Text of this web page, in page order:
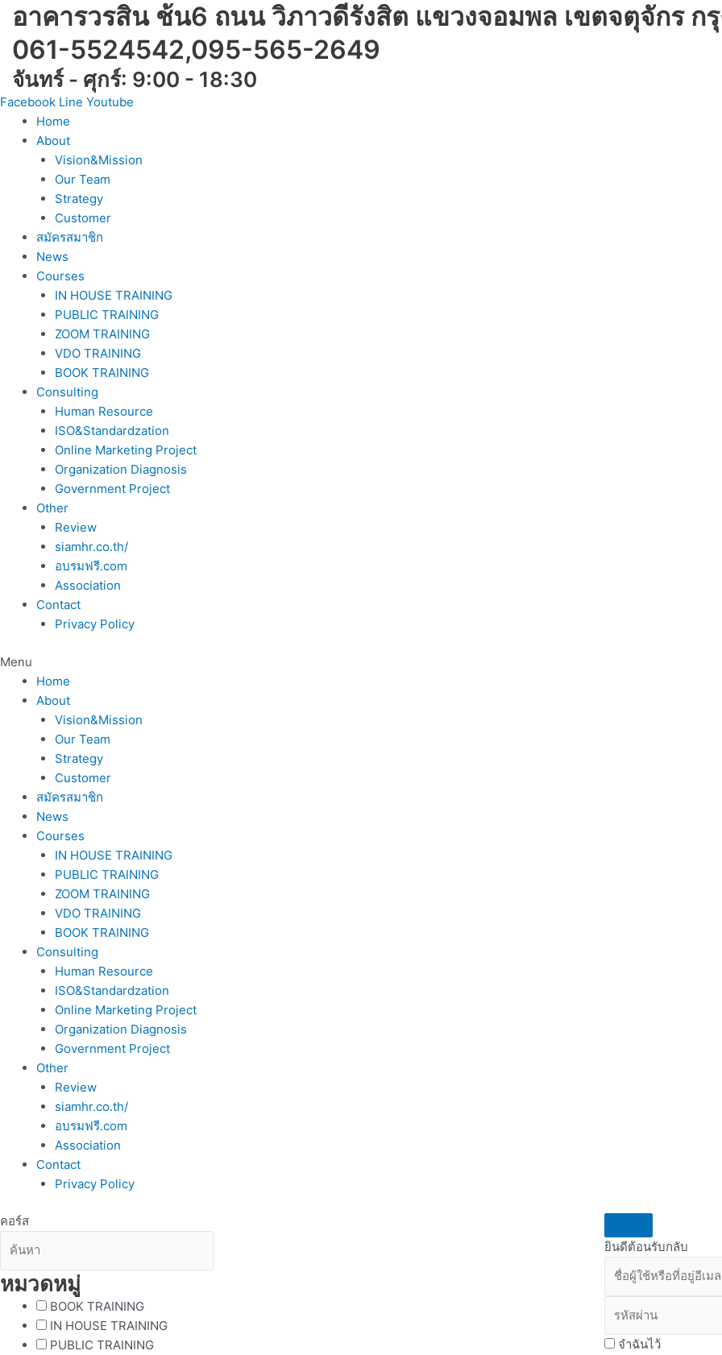
Skip
content
อาคารวรสิน ช้น6 ถนน วิภาวดีรังสิต แขวงจอมพล เขตจตุจักร ก
061-5524542,095-565-2649
จันทร์ - ศุกร์: 9:00 - 18:30
Facebook Line Youtube
Home
About
Vision&Mission
Our Team
Strategy
Customer
สมัครสมาชิก
News
Courses
IN HOUSE TRAINING
PUBLIC TRAINING
ZOOM TRAINING
VDO TRAINING
BOOK TRAINING
Consulting
Human Resource
ISO&Standardzation
Online Marketing Project
Organization Diagnosis
Government Project
Other
Review
siamhr.co.th/
อบรมฟรี.com
Association
Contact
Privacy Policy
Menu
Home
About
Vision&Mission
Our Team
Strategy
Customer
สมัครสมาชิก
News
Courses
IN HOUSE TRAINING
PUBLIC TRAINING
ZOOM TRAINING
VDO TRAINING
BOOK TRAINING
Consulting
Human Resource
ISO&Standardzation
Online Marketing Project
Organization Diagnosis
Government Project
Other
Review
siamhr.co.th/
อบรมฟรี.com
Association
Contact
Privacy Policy
คอร์ส
หมวดหมู่
BOOK TRAINING
IN HOUSE TRAINING
PUBLIC TRAINING
ยินดีต้อนรับกลับ
จำฉันไว้